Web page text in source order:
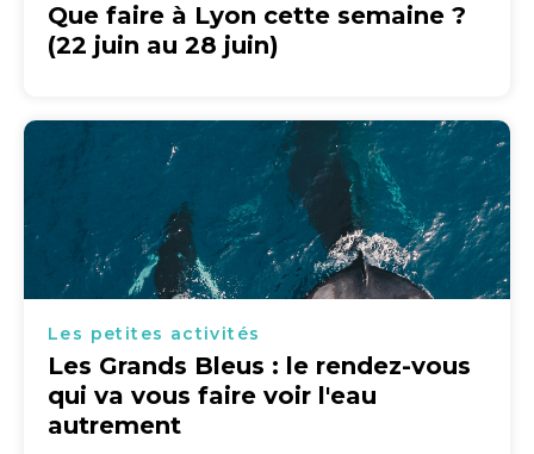
Que faire à Lyon cette semaine ?
(22 juin au 28 juin)
Les petites activités
Les Grands Bleus : le rendez-vous
qui va vous faire voir l'eau
autrement